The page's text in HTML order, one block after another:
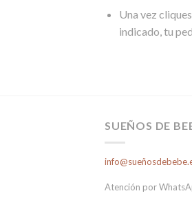
Una vez
indicado, tu
SUEÑOS DE
Atención por